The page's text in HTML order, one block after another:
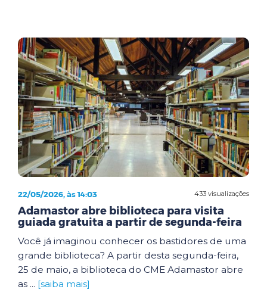
433 visualizações
22/05/2026, às 14:03
Adamastor abre biblioteca para visita
guiada gratuita a partir de segunda-feira
Você já imaginou conhecer os bastidores de uma
grande biblioteca? A partir desta segunda-feira,
25 de maio, a biblioteca do CME Adamastor abre
as ... [saiba mais]